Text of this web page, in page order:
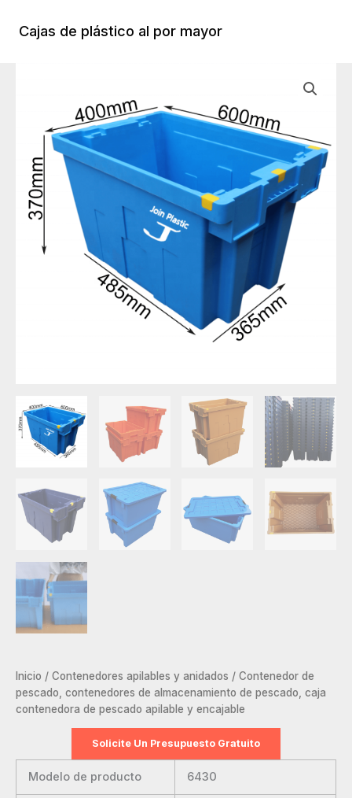
contenido
Cajas de plástico al por mayor
Inicio / Contenedores apilables y anidados / Contenedor de
pescado, contenedores de almacenamiento de pescado, caja
contenedora de pescado apilable y encajable
Solicite Un Presupuesto Gratuito
Modelo de producto 6430